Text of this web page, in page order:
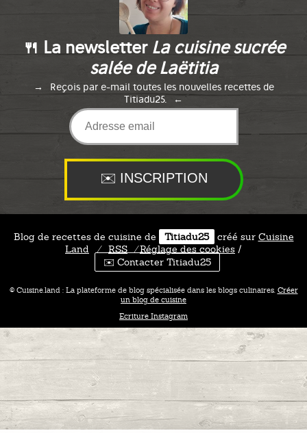
🍴 La newsletter La cuisine sucrée
salée de Laëtitia
Reçois par e-mail toutes les nouvelles recettes de
Titiadu25.
Blog de recettes de cuisine de Titiadu25 créé sur Cuisine
Land
⁄ RSS ⁄Réglage des cookies /
✉️ Contacter Titiadu25
© Cuisine.land : La plateforme de blog spécialisée dans les blogs culinaires. Créer
un blog de cuisine
Ecriture Instagram